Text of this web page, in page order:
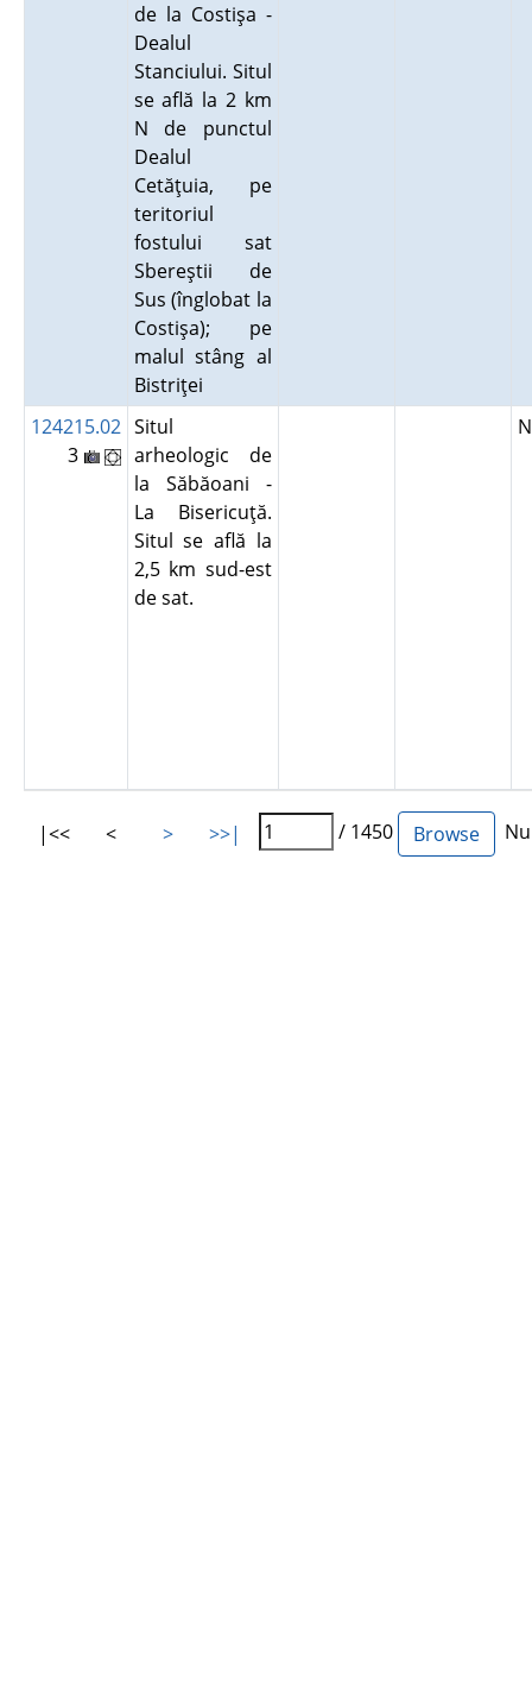
de la Costişa -
Dealul
Stanciului. Situl
se află la 2 km
N de punctul
Dealul
Cetăţuia, pe
teritoriul
fostului sat
Sbereştii de
Sus (înglobat la
Costişa); pe
malul stâng al
Bistriţei
124215.02
3
Situl
arheologic de
la Săbăoani -
La Bisericuţă.
Situl se află la
2,5 km sud-est
de sat.
|<< < > >>| / 1450